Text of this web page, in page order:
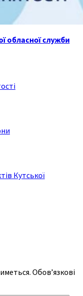
обласної служби
Кутської
Обов’язкові